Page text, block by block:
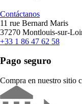
Contáctanos
11 rue Bernard Maris
37270 Montlouis-sur-
+33 1 86 47 62 58
Pago seguro
Compra en nuestro sitio